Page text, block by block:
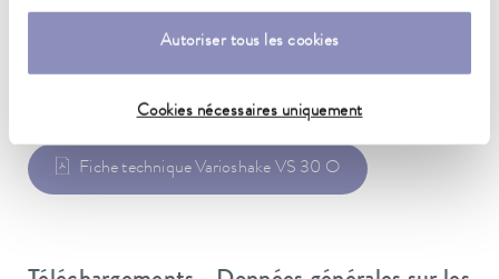
Autoriser tous les cookies
Cookies nécessaires uniquement
Fiche technique Varioshake VS 30 O